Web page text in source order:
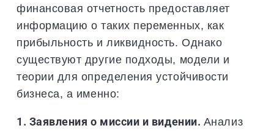
финансовая отчетность предоставляет
информацию о таких переменных, как
прибыльность и ликвидность. Однако
существуют другие подходы, модели и
теории для определения устойчивости
бизнеса, а именно:
1. Заявления о миссии и видении. Анализ